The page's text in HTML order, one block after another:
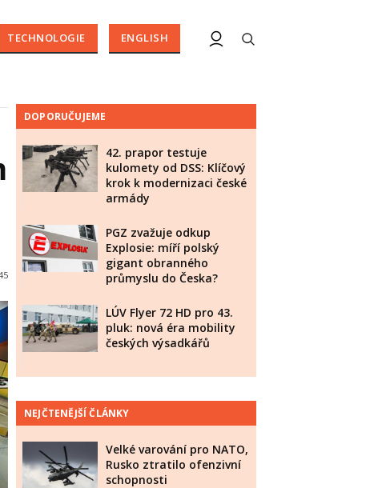
TECHNOLOGIE ENGLISH
DOPORUČUJEME
42. prapor testuje
kulomety od DSS: Klíčový
krok k modernizaci české
armády
PGZ zvažuje odkup
Explosie: míří polský
gigant obranného
průmyslu do Česka?
LÚV Flyer 72 HD pro 43.
pluk: nová éra mobility
českých výsadkářů
NEJČTENĚJŠÍ ČLÁNKY
Velké varování pro NATO,
Rusko ztratilo ofenzivní
schopnosti